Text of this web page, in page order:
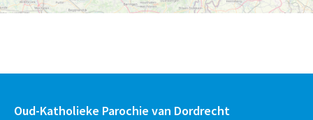
Oud-Katholieke Parochie van Dordrecht